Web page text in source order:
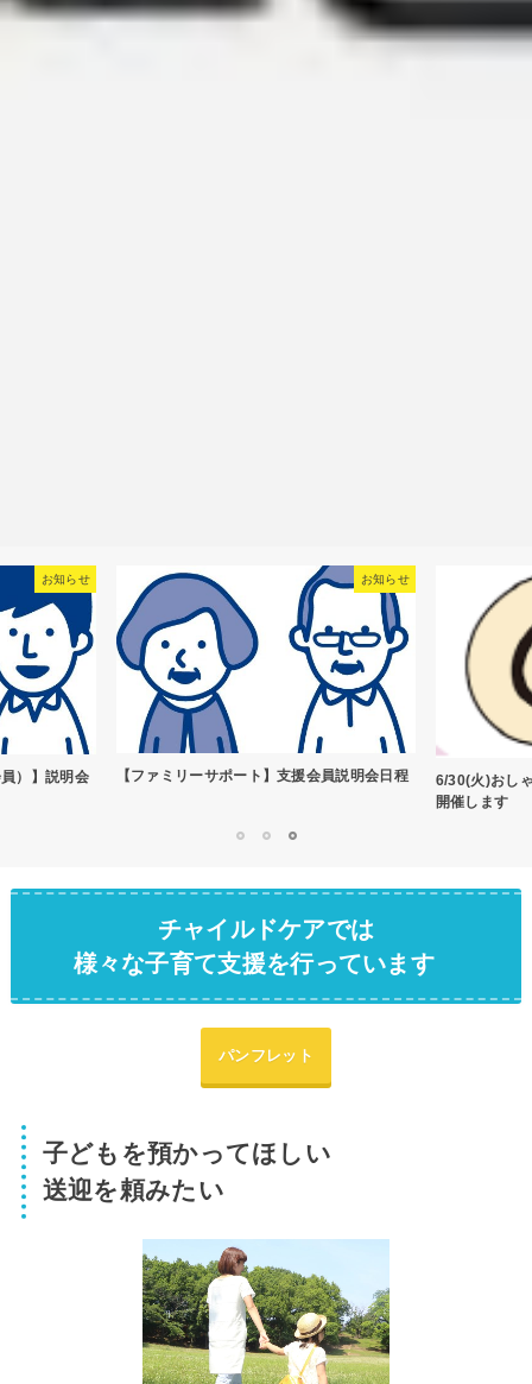
お知らせ
）】説明会
お知らせ
【ファミリーサポート】支援会員説明会日程
6/30(火)おし
開催します
チャイルドケアでは
様々な子育て支援を行っています
パンフレット
子どもを預かってほしい
送迎を頼みたい